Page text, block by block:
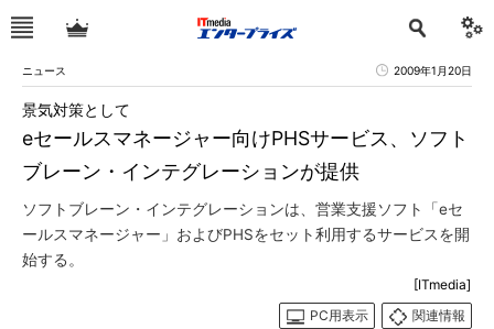
ニュース 2009年1月20日
eセールスマネージャー向けPHSサービス、ソフト
ブレーン・インテグレーションが提供
景気対策として
ソフトブレーン・インテグレーションは、営業支援ソフト「eセ
ールスマネージャー」およびPHSをセット利用するサービスを開
始する。
[ITmedia]
PC用表示
関連情報